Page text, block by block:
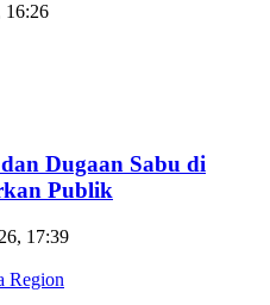
16:26
Dugaan Sabu di
Publik
17:39
Region